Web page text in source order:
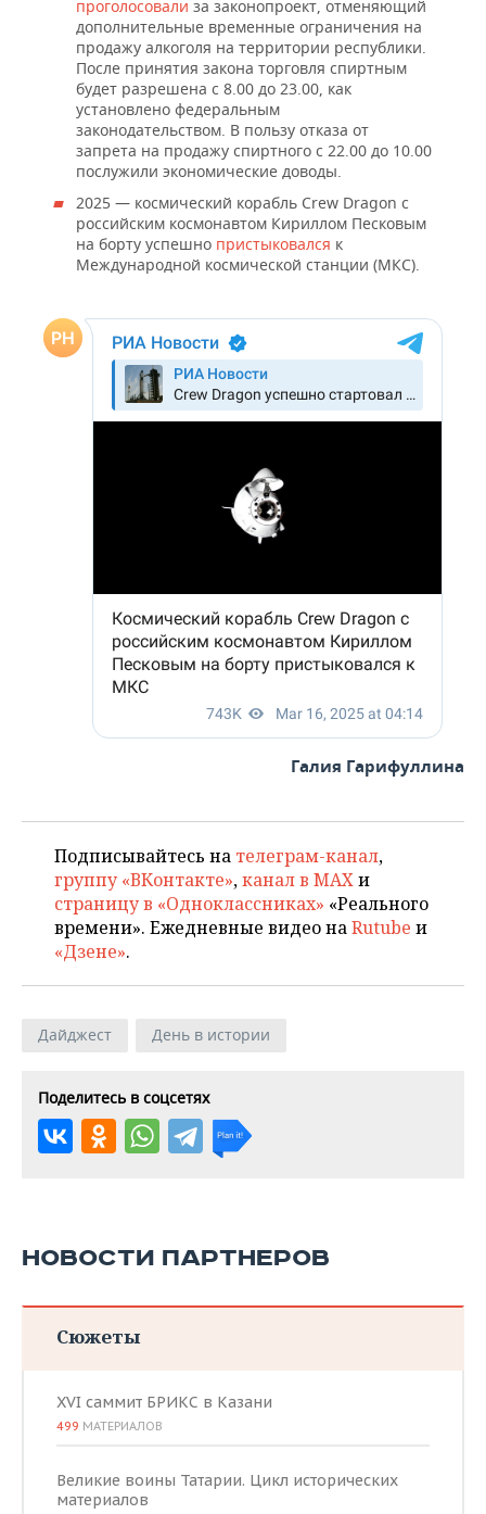
проголосовали за законопроект, отменяющий
дополнительные временные ограничения на
продажу алкоголя на территории республики.
После принятия закона торговля спиртным
будет разрешена с 8.00 до 23.00, как
установлено федеральным
законодательством. В пользу отказа от
запрета на продажу спиртного с 22.00 до 10.00
послужили экономические доводы.
2025 — космический корабль Crew Dragon с
российским космонавтом Кириллом Песковым
на борту успешно пристыковался к
Международной космической станции (МКС).
Галия Гарифуллина
Подписывайтесь на телеграм-канал,
группу «ВКонтакте»,канал в MAXи
страницу в «Одноклассниках» «Реального
времени». Ежедневные видео наRutube и
«Дзене».
Дайджест День в истории
Поделитесь в соцсетях
НОВОСТИ ПАРТНЕРОВ
Сюжеты
XVI саммит БРИКС в Казани
499 МАТЕРИАЛОВ
Великие воины Татарии. Цикл исторических
материалов